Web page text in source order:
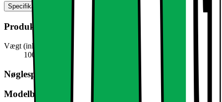
Specifikationer
Produktmål
Vægt (inkl. emballage)
100,0 g
Nøglespecifikation
Modelbeskrivelse